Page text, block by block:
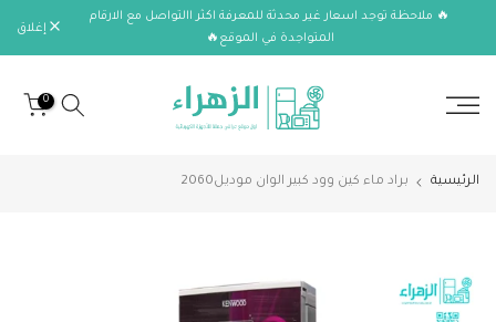
الانتقال🔥 ملاحظة توجد اسعار غير محدثة للمعرفة اكثر االتواصل مع الارقام
المتواجدة في الموقع🔥
إغلاق
0
الرئيسية براد ماء كين وود كبير الوان موديل2060